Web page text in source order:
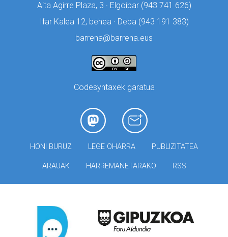
Aita Agirre Plaza, 3 · Elgoibar (943 741 626)
Ifar Kalea 12, behea · Deba (943 191 383)
barrena@barrena.eus
Codesyntaxek garatua
HONI BURUZ LEGE OHARRA PUBLIZITATEA
ARAUAK HARREMANETARAKO RSS